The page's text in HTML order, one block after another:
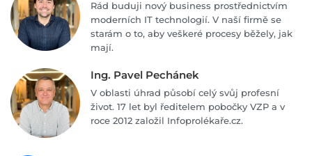
Rád buduji nový business prostřednictvím
moderních IT technologií. V naší firmě se
starám o to, aby veškeré procesy běžely, jak
mají.
Ing. Pavel Pechánek
V oblasti úhrad působí celý svůj profesní
život. 17 let byl ředitelem pobočky VZP a v
roce 2012 založil Infoprolékaře.cz.